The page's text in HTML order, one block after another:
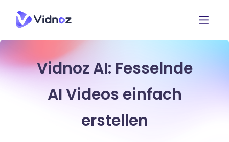
Vidnoz AI: Fesselnde
AI Videos einfach
erstellen